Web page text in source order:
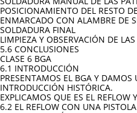
POSICIONAMIENTO DEL RESTO
ENMARCADO CON ALAMBRE DE
SOLDADURA FINAL
LIMPIEZA Y OBSERVACIÓN DE
5.6 CONCLUSIONES
CLASE 6 BGA
6.1 INTRODUCCIÓN
PRESENTAMOS EL BGA Y
INTRODUCCIÓN HISTÓRICA.
EXPLICAMOS QUE ES EL REFLOW
6.2 EL REFLOW CON UNA